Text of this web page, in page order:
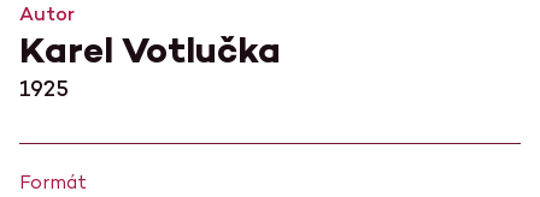
Autor
Karel Votlučka
1925
Formát